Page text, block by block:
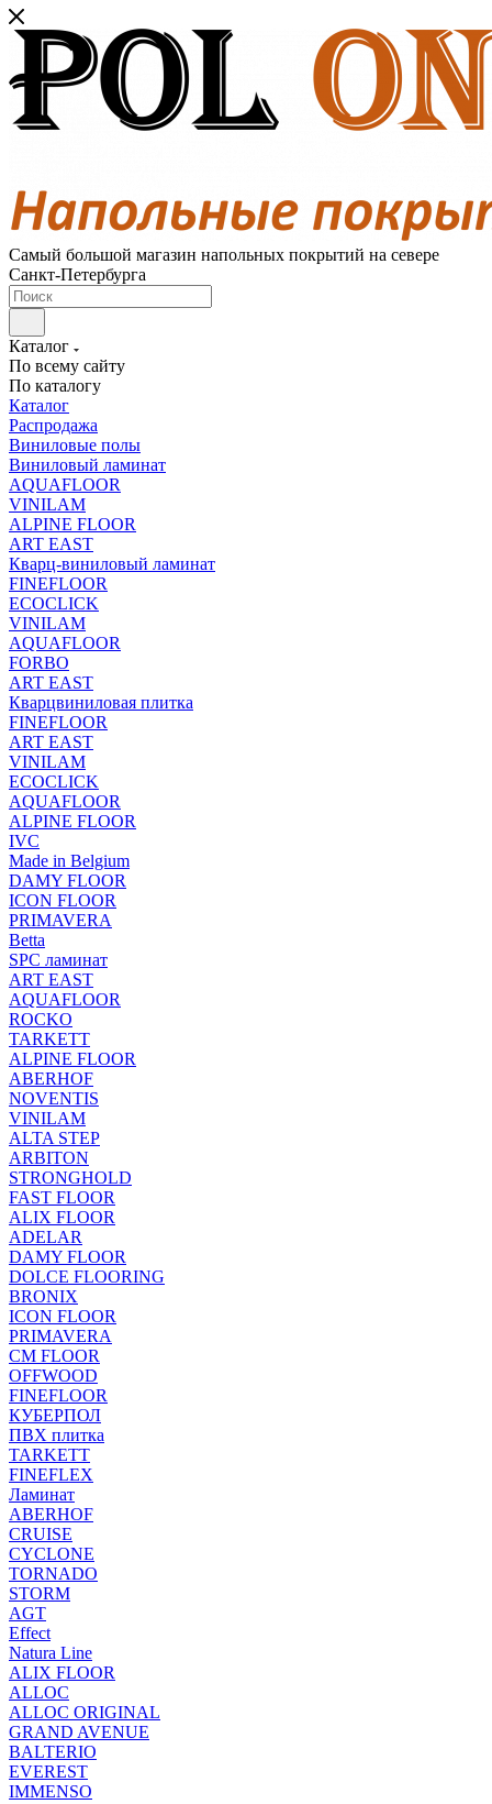
Самый большой магазин напольных покрытий на севере
Санкт-Петербурга
Каталог
По всему сайту
По каталогу
Каталог
Распродажа
Виниловые полы
Виниловый ламинат
AQUAFLOOR
VINILAM
ALPINE FLOOR
ART EAST
Кварц-виниловый ламинат
FINEFLOOR
ECOCLICK
VINILAM
AQUAFLOOR
FORBO
ART EAST
Кварцвиниловая плитка
FINEFLOOR
ART EAST
VINILAM
ECOCLICK
AQUAFLOOR
ALPINE FLOOR
IVC
Made in Belgium
DAMY FLOOR
ICON FLOOR
PRIMAVERA
Betta
SPC ламинат
ART EAST
AQUAFLOOR
ROCKO
TARKETT
ALPINE FLOOR
ABERHOF
NOVENTIS
VINILAM
ALTA STEP
ARBITON
STRONGHOLD
FAST FLOOR
ALIX FLOOR
ADELAR
DAMY FLOOR
DOLCE FLOORING
BRONIX
ICON FLOOR
PRIMAVERA
CM FLOOR
OFFWOOD
FINEFLOOR
КУБЕРПОЛ
ПВХ плитка
TARKETT
FINEFLEX
Ламинат
ABERHOF
CRUISE
CYCLONE
TORNADO
STORM
AGT
Effect
Natura Line
ALIX FLOOR
ALLOC
ALLOC ORIGINAL
GRAND AVENUE
BALTERIO
EVEREST
IMMENSO